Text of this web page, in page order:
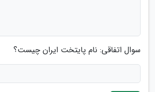
سوال اتفاقی: نام پایتخت ایران چیست؟